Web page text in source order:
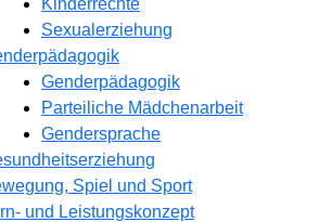
Kinderrechte
Sexualerziehung
Genderpädagogik
Parteiliche Mädchenarbeit
Gendersprache
Spiel und Sport
und Leistungskonzept